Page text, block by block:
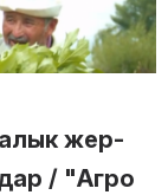
жер-
/ "Агро